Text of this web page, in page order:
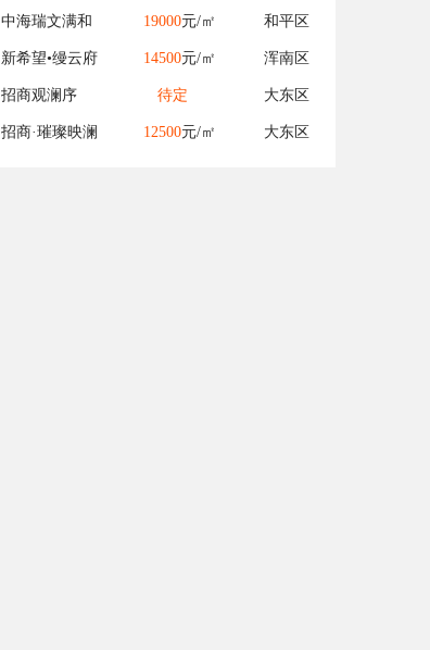
中海瑞文满和 19000元/㎡ 和平区
新希望•缦云府 14500元/㎡ 浑南区
招商观澜序 待定 大东区
招商·璀璨映澜 12500元/㎡ 大东区